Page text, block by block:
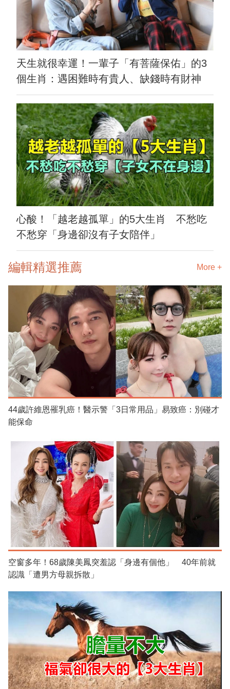
天生就很幸運！一輩子「有菩薩保佑」的3
個生肖：遇困難時有貴人、缺錢時有財神
心酸！「越老越孤單」的5大生肖 不愁吃
不愁穿「身邊卻沒有子女陪伴」
編輯精選推薦 More +
44歲許維恩罹乳癌！醫示警「3日常用品」易致癌：別碰才
能保命
空窗多年！68歲陳美鳳突羞認「身邊有個他」 40年前就
認識「遭男方母親拆散」